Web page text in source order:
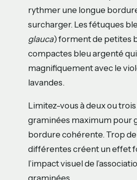
rythmer une longue
surcharger. Les fétuques
glauca) forment de petites
compactes bleu argenté
magnifiquement avec le
lavandes.
Limitez-vous à deux ou
graminées maximum pour
bordure cohérente. Trop
différentes créent un effet
l’impact visuel de